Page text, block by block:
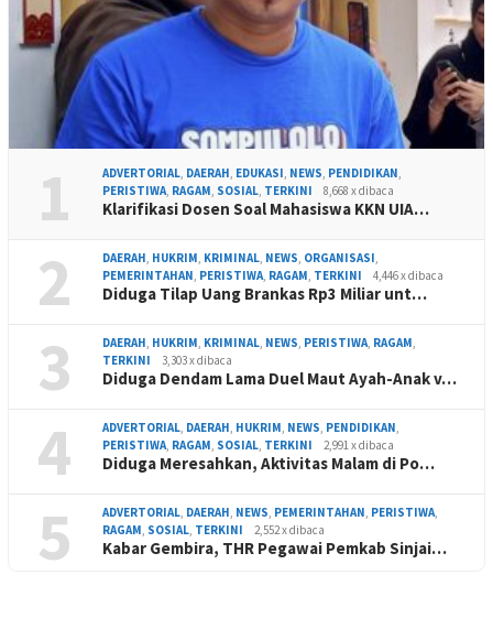
1 ADVERTORIAL, DAERAH, EDUKASI, NEWS, PENDIDIKAN,
PERISTIWA, RAGAM, SOSIAL, TERKINI 8,668 x dibaca
Klarifikasi Dosen Soal Mahasiswa KKN UIA…
2 DAERAH, HUKRIM, KRIMINAL, NEWS, ORGANISASI,
PEMERINTAHAN, PERISTIWA, RAGAM, TERKINI 4,446 x dibaca
Diduga Tilap Uang Brankas Rp3 Miliar unt…
3 DAERAH, HUKRIM, KRIMINAL, NEWS, PERISTIWA, RAGAM,
TERKINI
3,303 x dibaca
Diduga Dendam Lama Duel Maut Ayah-Anak v…
4 ADVERTORIAL, DAERAH, HUKRIM, NEWS, PENDIDIKAN,
PERISTIWA, RAGAM, SOSIAL, TERKINI 2,991 x dibaca
Diduga Meresahkan, Aktivitas Malam di Po…
5 ADVERTORIAL, DAERAH, NEWS, PEMERINTAHAN, PERISTIWA,
RAGAM, SOSIAL, TERKINI 2,552 x dibaca
Kabar Gembira, THR Pegawai Pemkab Sinjai…